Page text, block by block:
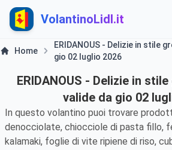
VolantinoLidl.it
Home
ERIDANOUS - Delizie in stile
gio 02 luglio 2026
ERIDANOUS - Delizie in
valide da gio 02
In questo volantino puoi trovare
denocciolate, chiocciole di pasta fillo,
kalamaki, foglie di vite ripiene di riso,